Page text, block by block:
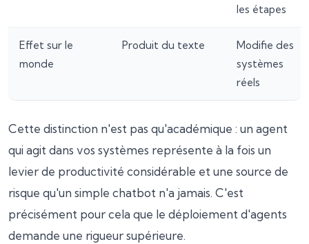
les étapes
Effet sur le
monde
Produit du texte
Modifie des
systèmes
réels
Cette distinction n'est pas qu'académique : un agent
qui agit dans vos systèmes représente à la fois un
levier de productivité considérable et une source de
risque qu'un simple chatbot n'a jamais. C'est
précisément pour cela que le déploiement d'agents
demande une rigueur supérieure.